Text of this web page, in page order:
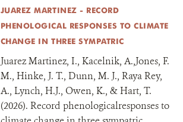
JUAREZ MARTINEZ - RECORD
PHENOLOGICAL RESPONSES TO CLIMATE
CHANGE IN THREE SYMPATRIC
Juarez Martinez, I., Kacelnik, A.,Jones, F.
M., Hinke, J. T., Dunn, M. J., Raya Rey,
A., Lynch, H.J., Owen, K., & Hart, T.
(2026). Record phenologicalresponses to